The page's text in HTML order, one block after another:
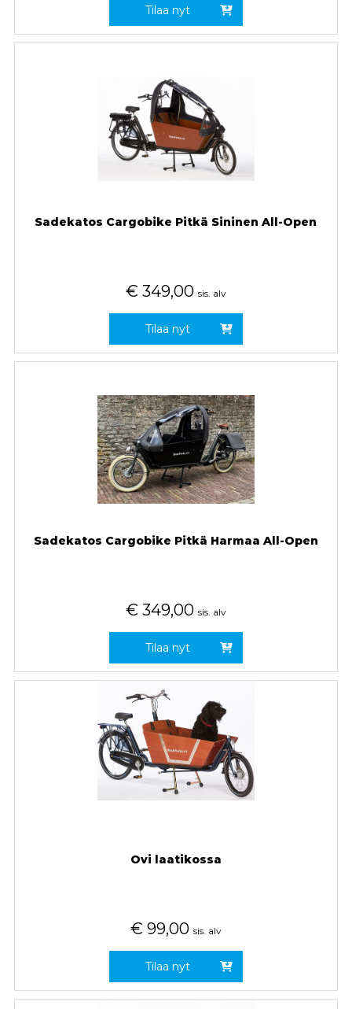
Tilaa nyt
Sadekatos Cargobike Pitkä Sininen All-Open
€ 349,00 sis. alv
Tilaa nyt
Sadekatos Cargobike Pitkä Harmaa All-Open
€ 349,00 sis. alv
Tilaa nyt
Ovi laatikossa
€ 99,00 sis. alv
Tilaa nyt